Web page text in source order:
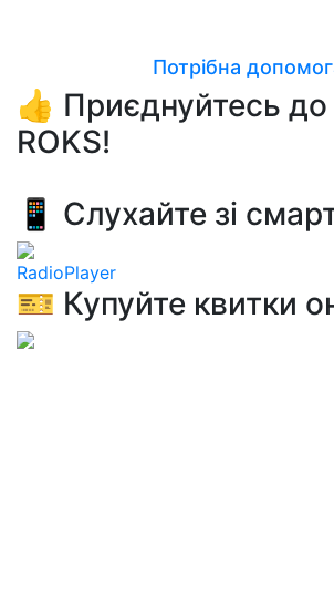
Потрібна
👍 Приєднуйтесь до
ROKS!
📱 Слухайте зі
RadioPlayer
🎫 Купуйте квитки